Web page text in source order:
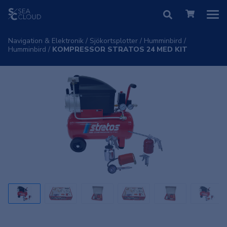
Navigation & Elektronik / Sjökortsplotter / Humminbird /
Humminbird / KOMPRESSOR STRATOS 24 MED KIT